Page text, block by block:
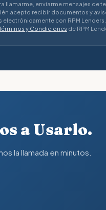
llamarme, enviarme mensajes de
acepto recibir documentos y
electrónicamente con RPM
y Condiciones de RPM
a Usarlo.
la llamada en minutos.